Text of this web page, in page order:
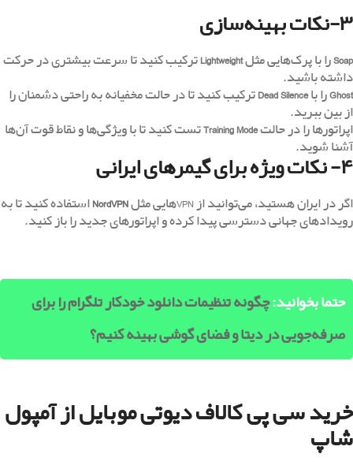
۳-نکات بهینه‌سازی
Soapرا با پرک‌هایی مثلLightweightترکیب کنید تا سرعت بیشتری در حرکت
داشته باشید.
Ghostرا باDead Silenceترکیب کنید تا در حالت مخفیانه به راحتی دشمنان را
از بین ببرید.
اپراتورها را در حالتTraining Modeتست کنید تا با ویژگی‌ها و نقاط قوت آن‌ها
آشنا شوید.
۴- نکات ویژه برای گیمرهای ایرانی
اگر در ایران هستید، می‌توانید از VPNهایی مثل NordVPNاستفاده کنید تا به
رویدادهای جهانی دسترسی پیدا کرده و اپراتورهای جدید را باز کنید.
حتما بخوانید:چگونه تنظیمات دانلود خودکار تلگرام را برای
صرفه‌جویی در دیتا و فضای گوشی بهینه کنیم؟
خرید سی پی کالاف دیوتی موبایل از آمپول
شاپ